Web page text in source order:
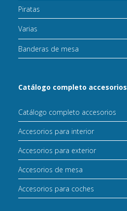
Piratas
Varias
Banderas de mesa
Catálogo completo accesorios
Catálogo completo accesorios
Accesorios para interior
Accesorios para exterior
Accesorios de mesa
Accesorios para coches